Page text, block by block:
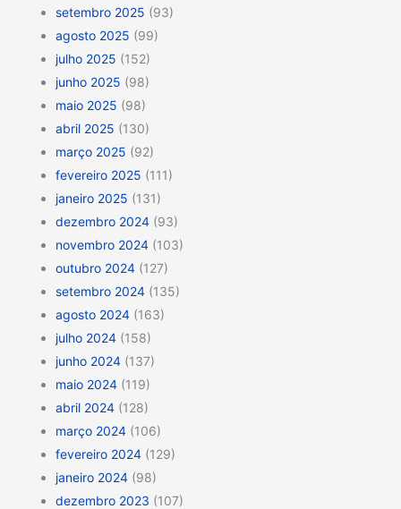
setembro 2025 (93)
agosto 2025 (99)
julho 2025 (152)
junho 2025 (98)
maio 2025 (98)
abril 2025 (130)
março 2025 (92)
fevereiro 2025 (111)
janeiro 2025 (131)
dezembro 2024 (93)
novembro 2024 (103)
outubro 2024 (127)
setembro 2024 (135)
agosto 2024 (163)
julho 2024 (158)
junho 2024 (137)
maio 2024 (119)
abril 2024 (128)
março 2024 (106)
fevereiro 2024 (129)
janeiro 2024 (98)
dezembro 2023 (107)